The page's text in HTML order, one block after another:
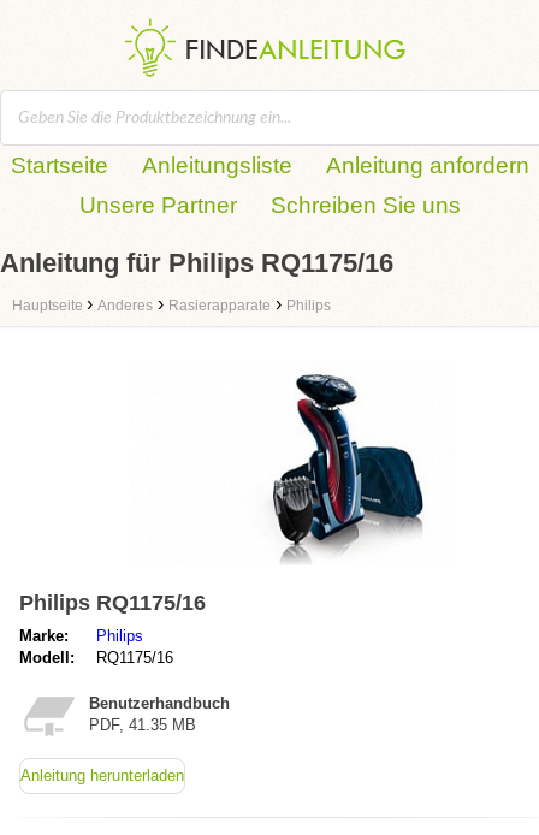
Startseite Anleitungsliste
Anleitung anfordern
Unsere Partner
Schreiben Sie uns
Anleitung für Philips RQ1175/16
Hauptseite › Anderes › Rasierapparate › Philips
Philips RQ1175/16
Marke:
Philips
Modell:
RQ1175/16
Benutzerhandbuch
PDF, 41.35 MB
Anleitung herunterladen